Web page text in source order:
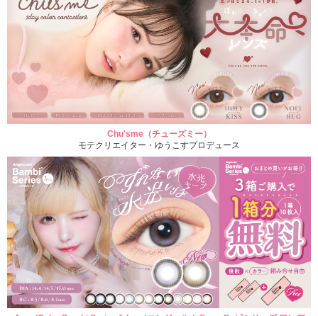
Chu'sme（チューズミー）
モテクリエイター・ゆうこすプロデュース